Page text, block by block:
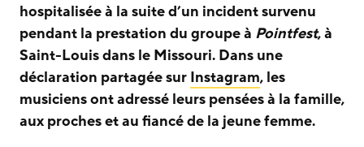
hospitalisée à la suite d’un incident survenu
pendant la prestation du groupe à Pointfest, à
Saint-Louis dans le Missouri. Dans une
déclaration partagée sur Instagram, les
musiciens ont adressé leurs pensées à la famille,
aux proches et au fiancé de la jeune femme.